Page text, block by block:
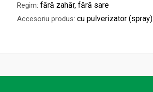
Regim: fără zahăr, fără sare
Accesoriu produs: cu pulverizator (spray)